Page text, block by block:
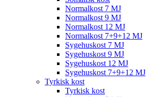
Normalkost 7 MJ
Normalkost 9 MJ
Normalkost 12 MJ
Normalkost 7+9+12 MJ
Sygehuskost 7 MJ
Sygehuskost 9 MJ
Sygehuskost 12 MJ
Sygehuskost 7+9+12 MJ
Tyrkisk kost
Tyrkisk kost